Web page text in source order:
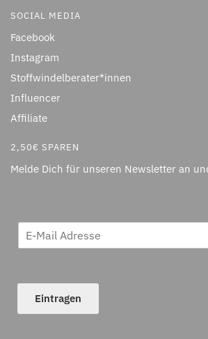
SOCIAL MEDIA
Facebook
Instagram
Stoffwindelberater*innen
Influencer
Affiliate
2,50€ SPAREN
Melde Dich für unseren Newsletter an
Eintragen